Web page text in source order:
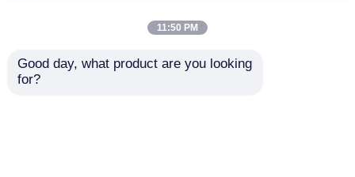
11:50 PM
Good day, what product are you looking
for?